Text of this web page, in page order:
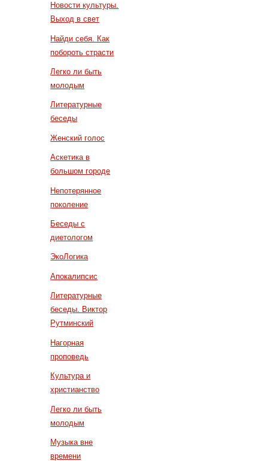
Новости культуры.
Выход в свет
Найди себя. Как
побороть страсти
Легко ли быть
молодым
Литературные
беседы
Женский голос
Аскетика в
большом городе
Непотерянное
поколение
Беседы с
диетологом
ЭкоЛогика
Апокалипсис
Литературные
беседы. Виктор
Рутминский
Нагорная
проповедь
Культура и
христианство
Легко ли быть
молодым
Музыка вне
времени